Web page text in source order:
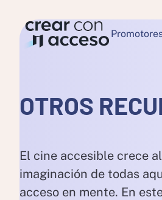
OTROS
El cine accesible crece
imaginación de todas
acceso en mente. En